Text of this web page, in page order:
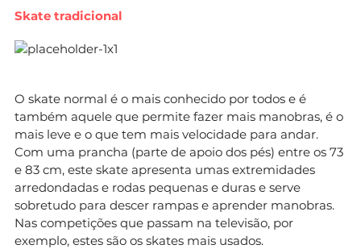
Skate tradicional
O skate normal é o mais conhecido por todos e é
também aquele que permite fazer mais manobras, é o
mais leve e o que tem mais velocidade para andar.
Com uma prancha (parte de apoio dos pés) entre os 73
e 83 cm, este skate apresenta umas extremidades
arredondadas e rodas pequenas e duras e serve
sobretudo para descer rampas e aprender manobras.
Nas competições que passam na televisão, por
exemplo, estes são os skates mais usados.